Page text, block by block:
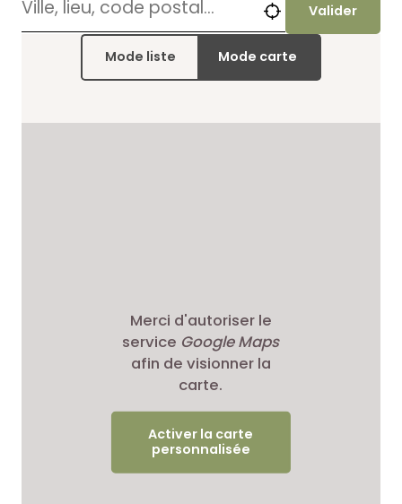
Valider
Mode liste Mode carte
Merci d'autoriser le
service Google Maps
afin de visionner la
carte.
Activer la carte
personnalisée